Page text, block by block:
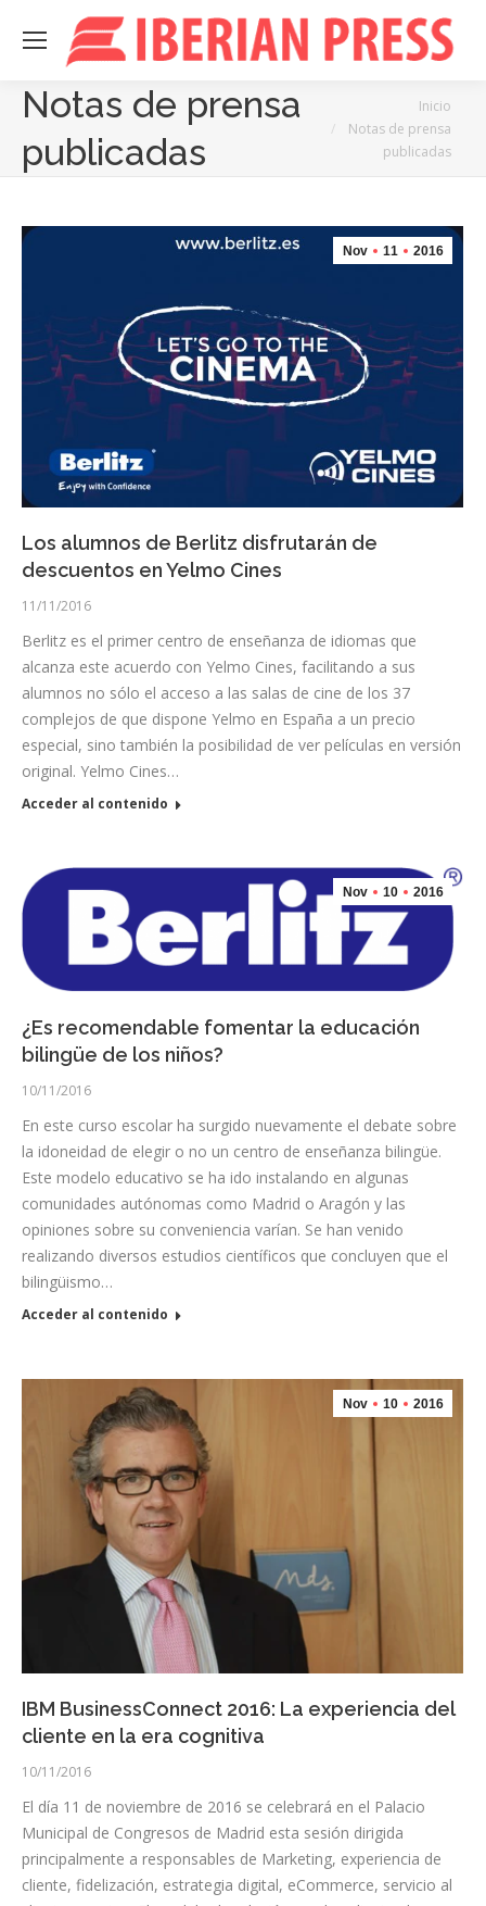
Notas de prensa
publicadas
Inicio
Notas de prensa
publicadas
Nov 11 2016
Los alumnos de Berlitz disfrutarán de
descuentos en Yelmo Cines
11/11/2016
Berlitz es el primer centro de enseñanza de idiomas que
alcanza este acuerdo con Yelmo Cines, facilitando a sus
alumnos no sólo el acceso a las salas de cine de los 37
complejos de que dispone Yelmo en España a un precio
especial, sino también la posibilidad de ver películas en versión
original. Yelmo Cines…
Acceder al contenido
Nov 10 2016
¿Es recomendable fomentar la educación
bilingüe de los niños?
10/11/2016
En este curso escolar ha surgido nuevamente el debate sobre
la idoneidad de elegir o no un centro de enseñanza bilingüe.
Este modelo educativo se ha ido instalando en algunas
comunidades autónomas como Madrid o Aragón y las
opiniones sobre su conveniencia varían. Se han venido
realizando diversos estudios científicos que concluyen que el
bilingüismo…
Acceder al contenido
Nov 10 2016
IBM BusinessConnect 2016: La experiencia del
cliente en la era cognitiva
10/11/2016
El día 11 de noviembre de 2016 se celebrará en el Palacio
Municipal de Congresos de Madrid esta sesión dirigida
principalmente a responsables de Marketing, experiencia de
cliente, fidelización, estrategia digital, eCommerce, servicio al